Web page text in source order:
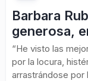
Barbara
generosa,
“He visto las
por la locura,
arrastrándose por